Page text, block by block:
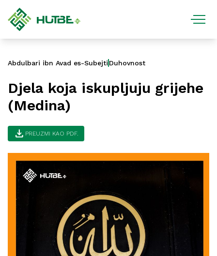
Abdulbari ibn Avad es-Subejti Duhovnost
Djela koja iskupljuju grijehe
(Medina)
download PREUZMI KAO PDF.